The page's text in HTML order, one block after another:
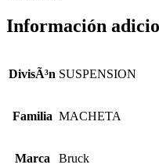
Información
DivisÃ³n SUSPENSION
Familia MACHETA
Marca Bruck